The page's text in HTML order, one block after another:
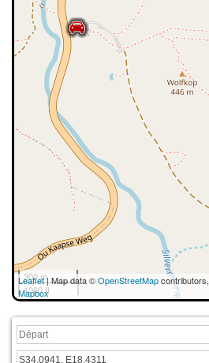
300 m
1000 ft
Leaflet| Map data ©OpenStreetMapcontributors,
Mapbox